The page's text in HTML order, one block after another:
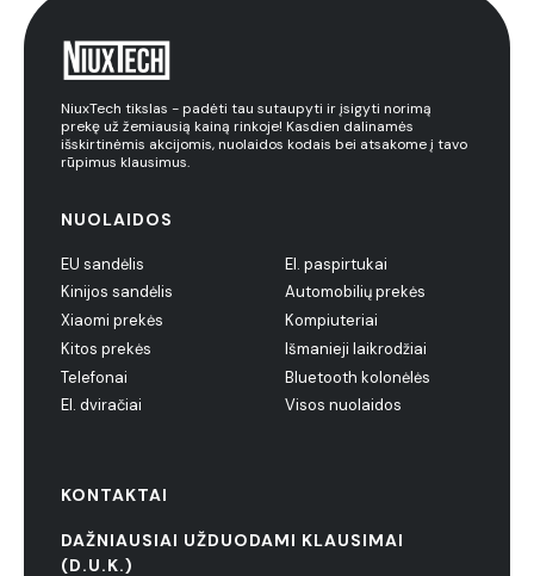
NiuxTech tikslas - padėti tau sutaupyti ir įsigyti norimą
prekę už žemiausią kainą rinkoje! Kasdien dalinamės
išskirtinėmis akcijomis, nuolaidos kodais bei atsakome į tavo
rūpimus klausimus.
NUOLAIDOS
EU sandėlis
Kinijos sandėlis
Xiaomi prekės
Kitos prekės
Telefonai
El. dviračiai
El. paspirtukai
Automobilių prekės
Kompiuteriai
Išmanieji laikrodžiai
Bluetooth kolonėlės
Visos nuolaidos
KONTAKTAI
DAŽNIAUSIAI UŽDUODAMI KLAUSIMAI
(D.U.K.)